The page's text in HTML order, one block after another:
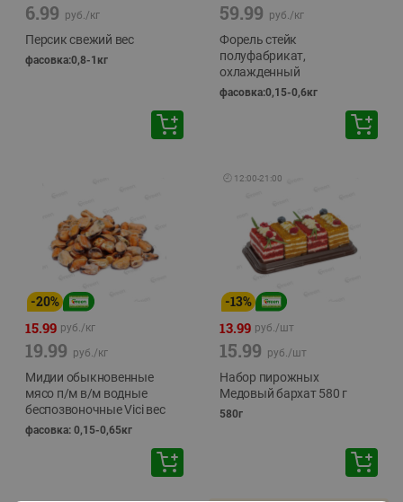
6.99 руб./кг
Персик свежий вес
фасовка:0,8-1кг
59.99 руб./кг
Форель стейк
полуфабрикат,
охлажденный
фасовка:0,15-0,6кг
-20%
15.99 руб./кг
19.99 руб./кг
Мидии обыкновенные
мясо п/м в/м водные
беспозвоночные Vici вес
фасовка: 0,15-0,65кг
🕘 12:00-21:00
-13%
13.99 руб./шт
15.99 руб./шт
Набор пирожных
Медовый бархат 580 г
580г